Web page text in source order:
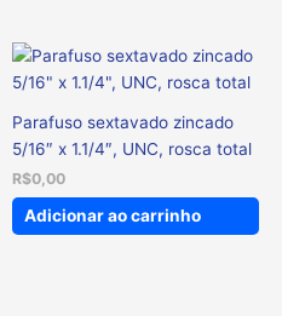
Parafuso sextavado zincado
5/16″ x 1.1/4″, UNC, rosca total
R$0,00
Adicionar ao carrinho